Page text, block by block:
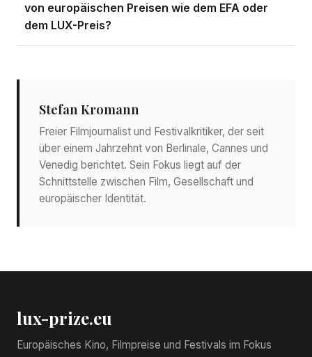
von europäischen Preisen wie dem EFA oder
dem LUX-Preis?
Stefan Kromann
Freier Filmjournalist und Festivalkritiker, der seit
über einem Jahrzehnt von Berlinale, Cannes und
Venedig berichtet. Sein Fokus liegt auf der
Schnittstelle zwischen Film, Gesellschaft und
europäischer Identität.
lux-prize.eu
Europäisches Kino, Filmpreise und Festivals im Fokus